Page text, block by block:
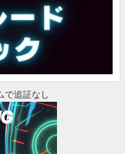
で追証なし